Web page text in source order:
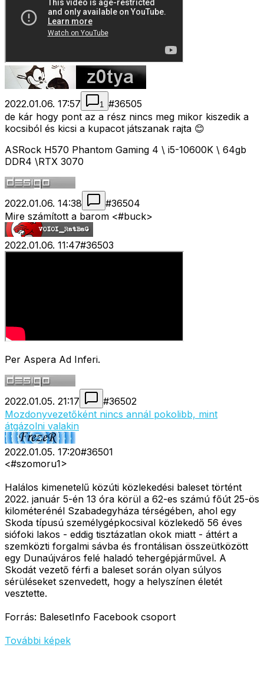
2022.01.06. 17:57 1 #36505
de kár hogy pont az a rész nincs meg mikor kiszedik a
kocsiból és kicsi a kupacot játszanak rajta 😊
ASRock H570 Phantom Gaming 4 \ i5-10600K \ 64gb
DDR4 \RTX 3070
2022.01.06. 14:38 #36504
Mire számított a barom <#buck>
2022.01.06. 11:47#36503
Per Aspera Ad Inferi.
2022.01.05. 21:17 #36502
Mozdonyvezetőként nincs annál pokolibb, mint
átgázolni valakin
2022.01.05. 17:20#36501
<#szomoru1>
Halálos kimenetelű közúti közlekedési baleset történt
2022. január 5-én 13 óra körül a 62-es számú főút 25-ös
kilométerénél Szabadegyháza térségében, ahol egy
Skoda típusú személygépkocsival közlekedő 56 éves
siófoki lakos - eddig tisztázatlan okok miatt - áttért a
szemközti forgalmi sávba és frontálisan összeütközött
egy Dunaújváros felé haladó tehergépjárművel. A
Skodát vezető férfi a baleset során olyan súlyos
sérüléseket szenvedett, hogy a helyszínen életét
vesztette.
Forrás: BalesetInfo Facebook csoport
További képek